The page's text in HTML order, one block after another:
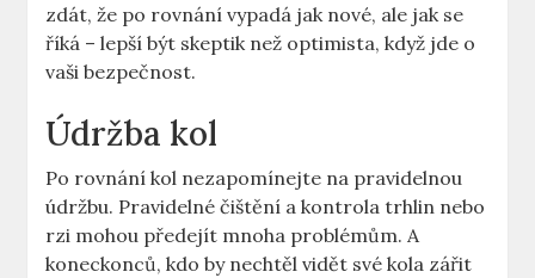
zdát, že po rovnání vypadá jak nové, ale jak se
říká – lepší být skeptik než optimista, když jde o
vaši bezpečnost.
Údržba kol
Po rovnání kol nezapomínejte na pravidelnou
údržbu. Pravidelné čištění a kontrola trhlin nebo
rzi mohou předejít mnoha problémům. A
koneckonců, kdo by nechtěl vidět své kola zářit